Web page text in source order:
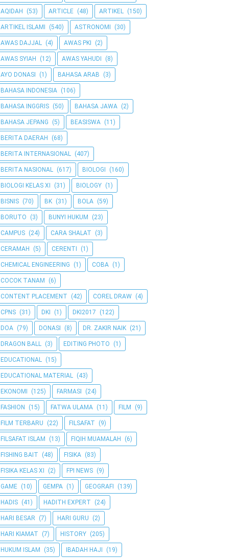
AQIDAH (53) ARTICLE (48) ARTIKEL (150)
ARTIKEL ISLAMI (540) ASTRONOMI (30)
AWAS DAJJAL (4) AWAS PKI (2)
AWAS SYIAH (12) AWAS YAHUDI (8)
AYO DONASI (1) BAHASA ARAB (3)
BAHASA INDONESIA (106)
BAHASA INGGRIS (50) BAHASA JAWA (2)
BAHASA JEPANG (5) BEASISWA (11)
BERITA DAERAH (68)
BERITA INTERNASIONAL (407)
BERITA NASIONAL (617) BIOLOGI (160)
BIOLOGI KELAS XI (31) BIOLOGY (1)
BISNIS (70) BK (31) BOLA (59)
BORUTO (3) BUNYI HUKUM (23)
CAMPUS (24) CARA SHALAT (3)
CERAMAH (5) CERENTI (1)
CHEMICAL ENGINEERING (1) COBA (1)
COCOK TANAM (6)
CONTENT PLACEMENT (42) COREL DRAW (4)
CPNS (31) DKI (1) DKI2017 (122)
DOA (79) DONASI (8) DR. ZAKIR NAIK (21)
DRAGON BALL (3) EDITING PHOTO (1)
EDUCATIONAL (15)
EDUCATIONAL MATERIAL (43)
EKONOMI (125) FARMASI (24)
FASHION (15) FATWA ULAMA (11) FILM (9)
FILM TERBARU (22) FILSAFAT (9)
FILSAFAT ISLAM (13) FIQIH MUAMALAH (6)
FISHING BAIT (48) FISIKA (83)
FISIKA KELAS XI (2) FPI NEWS (9)
GAME (10) GEMPA (1) GEOGRAFI (139)
HADIS (41) HADITH EXPERT (24)
HARI BESAR (7) HARI GURU (2)
HARI KIAMAT (7) HISTORY (205)
HUKUM ISLAM (35) IBADAH HAJI (19)